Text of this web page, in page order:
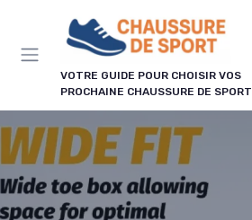
VOTRE GUIDE POUR CHOISIR VOS
PROCHAINE CHAUSSURE DE SPORT